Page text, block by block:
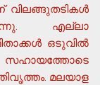
വിലങ്ങുതടികള്‍
എല്ലാ
ഒടുവില്‍
മലയാള